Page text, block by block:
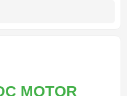
MOTOR